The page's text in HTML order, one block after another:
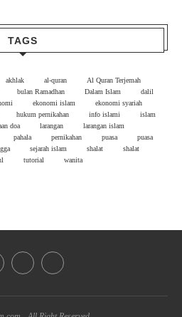
TAGS
akhlak al-quran
Al Quran Terjemah
bulan Ramadhan Dalam Islam
dalil
ekonomi islam
ekonomi syariah
hukum pernikahan info islami
islam
doa larangan
larangan islam
pahala pernikahan puasa
puasa
sejarah islam shalat
shalat
tutorial wanita